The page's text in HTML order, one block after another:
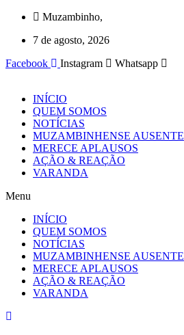
Muzambinho,
7 de agosto, 2026
Facebook
Instagram Whatsapp
INÍCIO
QUEM SOMOS
NOTÍCIAS
MUZAMBINHENSE AUSENTE
MERECE APLAUSOS
AÇÃO & REAÇÃO
VARANDA
Menu
INÍCIO
QUEM SOMOS
NOTÍCIAS
MUZAMBINHENSE AUSENTE
MERECE APLAUSOS
AÇÃO & REAÇÃO
VARANDA